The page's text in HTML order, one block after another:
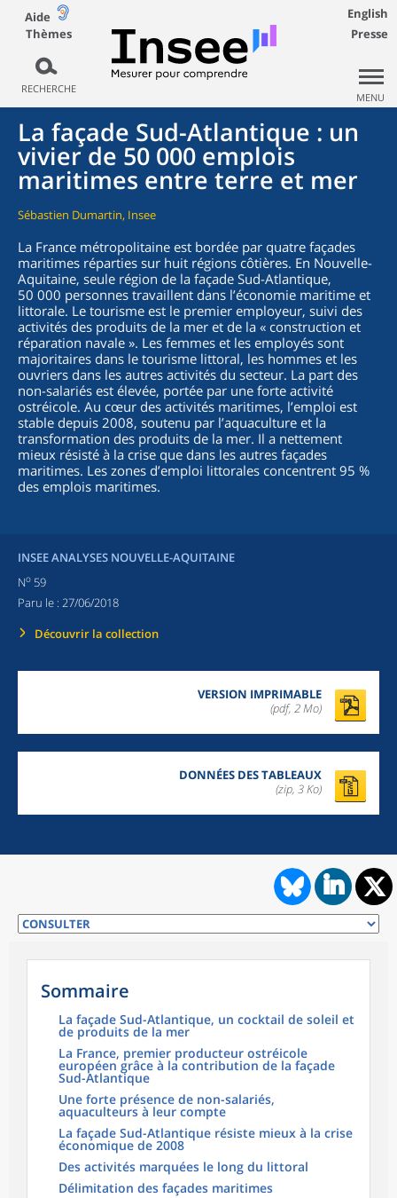
Aide
Thèmes
RECHERCHE
English
Presse
MENU
La façade Sud-Atlantique : un
vivier de 50 000 emplois
maritimes entre terre et mer
Sébastien Dumartin, Insee
La France métropolitaine est bordée par quatre façades
maritimes réparties sur huit régions côtières. En Nouvelle-
Aquitaine, seule région de la façade Sud-Atlantique,
50 000 personnes travaillent dans l’économie maritime et
littorale. Le tourisme est le premier employeur, suivi des
activités des produits de la mer et de la « construction et
réparation navale ». Les femmes et les employés sont
majoritaires dans le tourisme littoral, les hommes et les
ouvriers dans les autres activités du secteur. La part des
non-salariés est élevée, portée par une forte activité
ostréicole. Au cœur des activités maritimes, l’emploi est
stable depuis 2008, soutenu par l’aquaculture et la
transformation des produits de la mer. Il a nettement
mieux résisté à la crise que dans les autres façades
maritimes. Les zones d’emploi littorales concentrent 95 %
des emplois maritimes.
INSEE ANALYSES NOUVELLE-AQUITAINE
No 59
Paru le : 27/06/2018
Découvrir la collection
VERSION IMPRIMABLE
(pdf, 2 Mo)
DONNÉES DES TABLEAUX
(zip, 3 Ko)
Sommaire
La façade Sud-Atlantique, un cocktail de soleil et
de produits de la mer
La France, premier producteur ostréicole
européen grâce à la contribution de la façade
Sud-Atlantique
Une forte présence de non-salariés,
aquaculteurs à leur compte
La façade Sud-Atlantique résiste mieux à la crise
économique de 2008
Des activités marquées le long du littoral
Délimitation des façades maritimes